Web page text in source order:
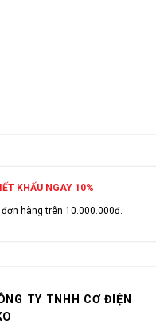
KHẤU NGAY 10%
đơn hàng trên 10.000.000đ.
TY TNHH CƠ ĐIỆN